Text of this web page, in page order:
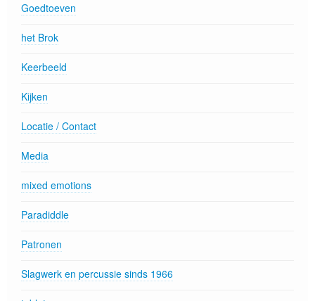
Goedtoeven
het Brok
Keerbeeld
Kijken
Locatie / Contact
Media
mixed emotions
Paradiddle
Patronen
Slagwerk en percussie sinds 1966